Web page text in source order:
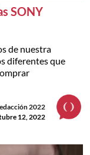
SONY
de nuestra
diferentes que
2022
12, 2022